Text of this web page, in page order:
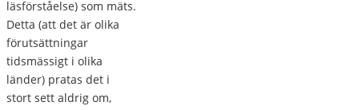
läsförståelse) som mäts.
Detta (att det är olika
förutsättningar
tidsmässigt i olika
länder) pratas det i
stort sett aldrig om,